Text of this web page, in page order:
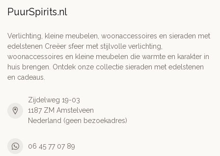
PuurSpirits.nl
Verlichting, kleine meubelen, woonaccessoires en sieraden met
edelstenen Creëer sfeer met stijlvolle verlichting,
woonaccessoires en kleine meubelen die warmte en karakter in
huis brengen. Ontdek onze collectie sieraden met edelstenen
en cadeaus.
Zijdelweg 19-03
1187 ZM Amstelveen
Nederland (geen bezoekadres)
06 45 77 07 89